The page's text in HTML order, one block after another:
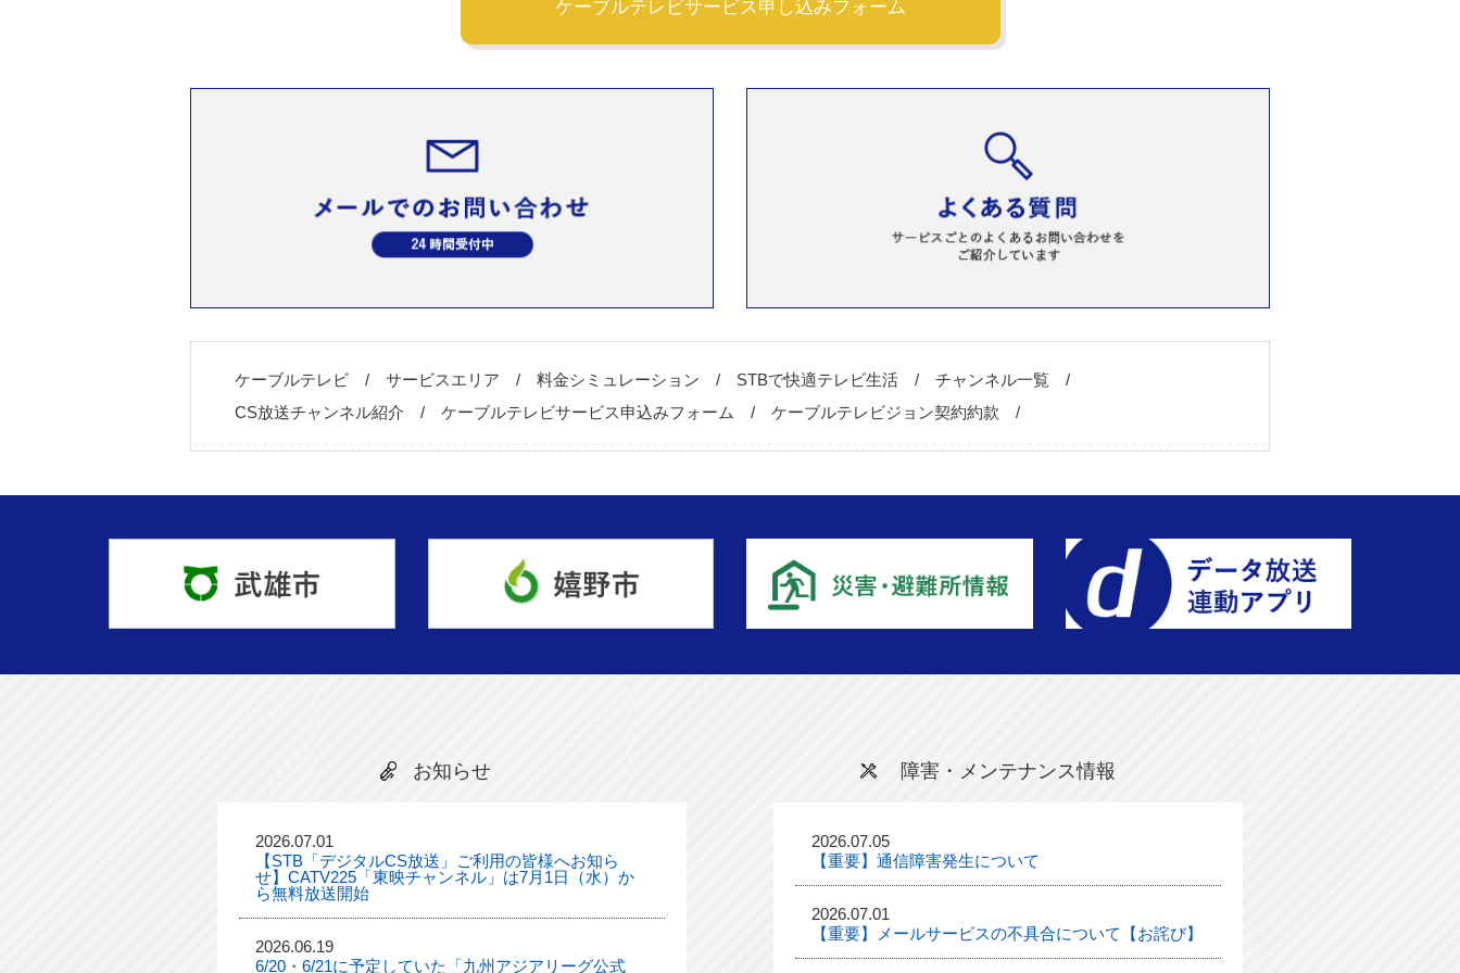
ケーブルテレビサービス申し込みフォーム
ケーブルテレビ サービスエリア 料金シミュレーション STBで快適テレビ生活
チャンネル一覧
CS放送チャンネル紹介
ケーブルテレビサービス申込みフォーム ケーブルテレビジョン契約約款
お知らせ
2026.07.01
【STB「デジタルCS放送」ご利用の皆様へお知ら
せ】CATV225「東映チャンネル」は7月1日（水）か
ら無料放送開始
2026.06.19
6/20・6/21に予定していた「九州アジアリーグ公式
障害・メンテナンス情報
2026.07.05
【重要】通信障害発生について
2026.07.01
【重要】メールサービスの不具合について【お詫び】